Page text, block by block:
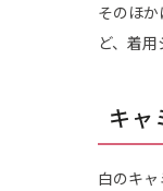
そのほ
ど、着
キャ
白のキ